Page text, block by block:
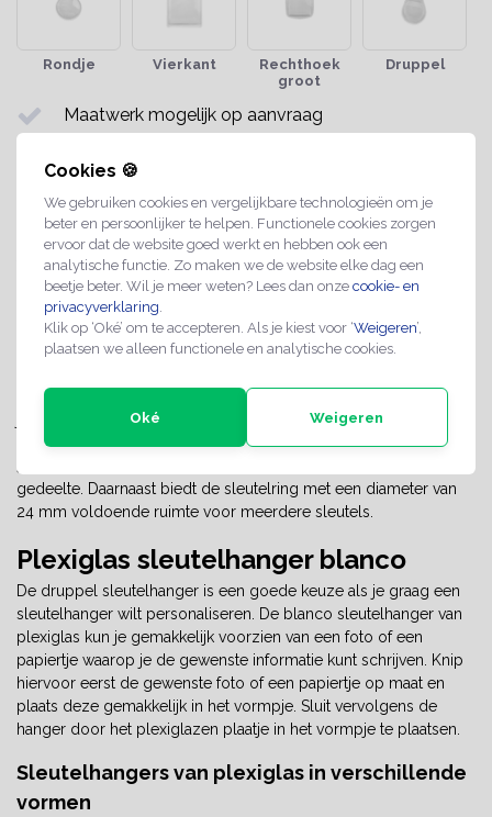
Cookies 🍪
We gebruiken cookies en vergelijkbare technologieën om je
beter en persoonlijker te helpen. Functionele cookies zorgen
ervoor dat de website goed werkt en hebben ook een
analytische functie. Zo maken we de website elke dag een
beetje beter. Wil je meer weten? Lees dan onze cookie- en
privacyverklaring.
Klik op ‘Oké’ om te accepteren. Als je kiest voor ‘Weigeren’,
plaatsen we alleen functionele en analytische cookies.
Oké Weigeren
Rondje Vierkant
Rechthoek
groot
Druppel
Maatwerk mogelijk op aanvraag
Spoedlevering mogelijk
Share with Whatsapp
De blanco plexiglas sleutelhanger, in de vorm van een druppel,
voorzien van een persoonlijk tintje. Geef de sleutelhanger aan
jezelf of geef hem bijvoorbeeld cadeau aan iemand anders. De
sleutelhanger van plexiglas heeft een compact formaat van 32 x
gedeelte. Daarnaast biedt de sleutelring met een diameter van
24 mm voldoende ruimte voor meerdere sleutels.
Plexiglas sleutelhanger blanco
De druppel sleutelhanger is een goede keuze als je graag een
sleutelhanger wilt personaliseren. De blanco sleutelhanger van
plexiglas kun je gemakkelijk voorzien van een foto of een
papiertje waarop je de gewenste informatie kunt schrijven. Knip
hiervoor eerst de gewenste foto of een papiertje op maat en
plaats deze gemakkelijk in het vormpje. Sluit vervolgens de
hanger door het plexiglazen plaatje in het vormpje te plaatsen.
Sleutelhangers van plexiglas in verschillende
vormen